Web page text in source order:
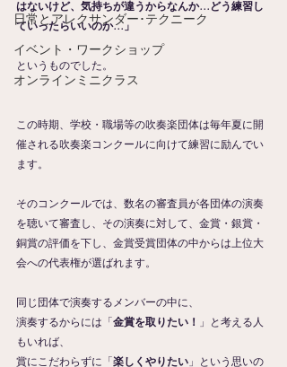
日常とアレクサンダー･テクニーク
イベント・ワークショップ
オンラインミニクラス
はないけど、気持ちが違うからなんか…どう練習し
ていったらいいのか…」
というものでした。
この時期、学校・職場等の吹奏楽団体は毎年夏に開
催される吹奏楽コンクールに向けて練習に励んでい
ます。
そのコンクールでは、数名の審査員が各団体の演奏
を聴いて審査し、その演奏に対して、金賞・銀賞・
銅賞の評価を下し、金賞受賞団体の中からは上位大
会への代表権が選ばれます。
同じ団体で演奏するメンバーの中に、
演奏するからには「金賞を取りたい！ 」と考える人
もいれば、
賞にこだわらずに「楽しくやりたい 」という思いの